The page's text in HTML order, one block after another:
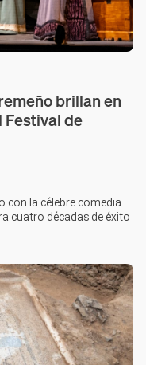
brillan en
Festival de
con la célebre comedia
cuatro décadas de éxito